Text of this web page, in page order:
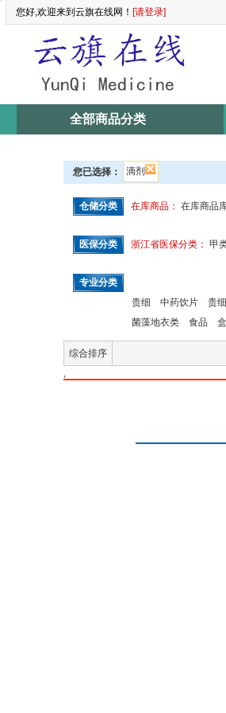
您好,欢迎来到云旗在线网！ [请登录]
全部商品分类
您已选择： 滴剂
仓储分类 在库商品： 在库商品
医保分类 浙江省医保分类： 甲
专业分类
贵细
中药饮片 贵
菌藻地衣类
食品
综合排序
,